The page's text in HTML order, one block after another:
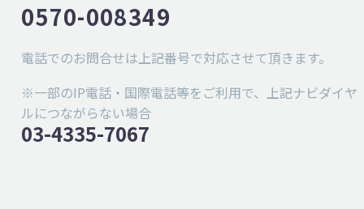
0570-008349
電話でのお問合せは上記番号で対応させて頂きます。
※一部のIP電話・国際電話等をご利用で、上記ナビダイヤ
ルにつながらない場合
03-4335-7067